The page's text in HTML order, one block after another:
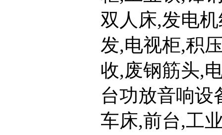
双人床,发电
发,电视柜,积
收,废钢筋头,
台功放音响设
车床,前台,工